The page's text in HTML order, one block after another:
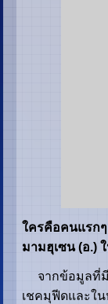
ใครคือคนแรก
มามฮุเซน (อ.)
จากข้อมูลที่มี
เชคมุฟีดและใ